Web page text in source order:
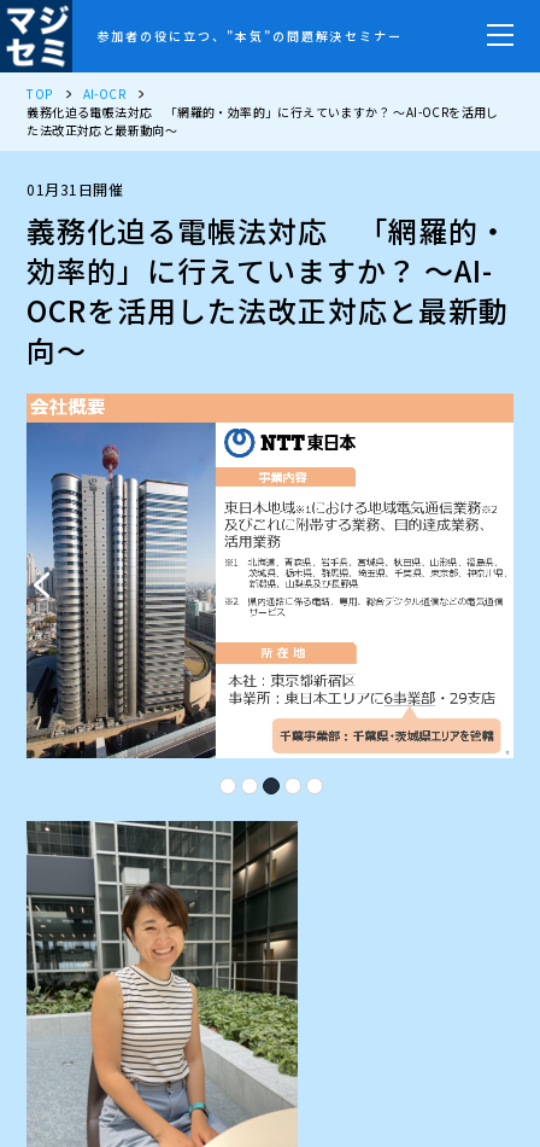
参加者の役に立つ、”本気”の問題解決セミナー
TOP
AI-OCR
義務化迫る電帳法対応 「網羅的・効率的」に行えていますか？ ～AI-OCRを活用し
た法改正対応と最新動向～
01月31日開催
義務化迫る電帳法対応 「網羅的・
効率的」に行えていますか？ ～AI-
OCRを活用した法改正対応と最新動
向～